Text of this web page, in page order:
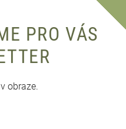
PRO VÁS
obraze.